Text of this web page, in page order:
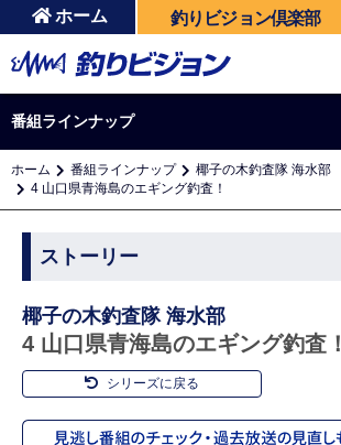
ホーム 釣りビジョン倶楽部
番組ラインナップ
ホーム 番組ラインナップ
椰子の木釣査隊 海水部
4 山口県青海島のエギング釣査！
ストーリー
椰子の木釣査隊 海水部
4 山口県青海島のエギング釣査！
シリーズに戻る